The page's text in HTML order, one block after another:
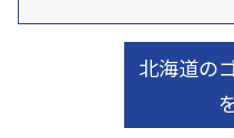
北海道の